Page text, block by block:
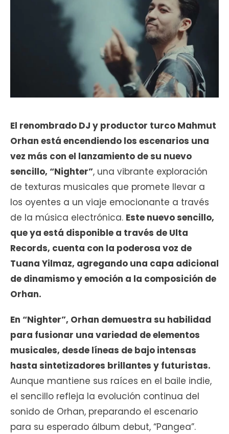
El renombrado DJ y productor turco Mahmut
Orhan está encendiendo los escenarios una
vez más con el lanzamiento de su nuevo
sencillo, “Nighter”, una vibrante exploración
de texturas musicales que promete llevar a
los oyentes a un viaje emocionante a través
de la música electrónica. Este nuevo sencillo,
que ya está disponible a través de Ulta
Records, cuenta con la poderosa voz de
Tuana Yilmaz, agregando una capa adicional
de dinamismo y emoción a la composición de
Orhan.
En “Nighter”, Orhan demuestra su habilidad
para fusionar una variedad de elementos
musicales, desde líneas de bajo intensas
hasta sintetizadores brillantes y futuristas.
Aunque mantiene sus raíces en el baile indie,
el sencillo refleja la evolución continua del
sonido de Orhan, preparando el escenario
para su esperado álbum debut, “Pangea”.